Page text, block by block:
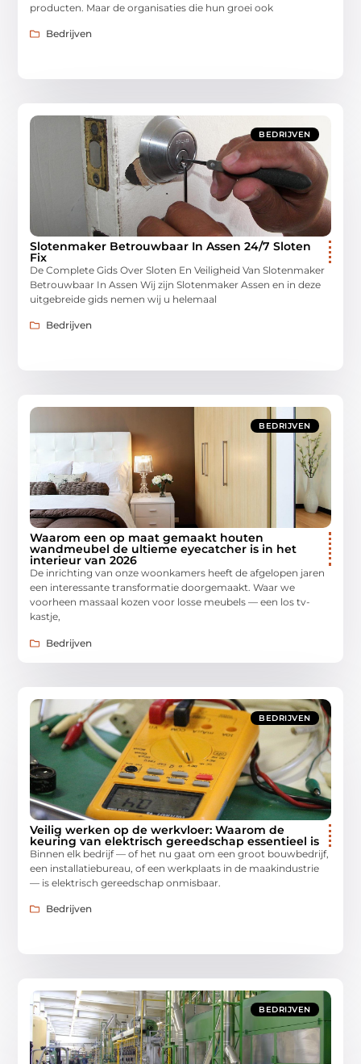
producten. Maar de organisaties die hun groei ook
Bedrijven
BEDRIJVEN
Slotenmaker Betrouwbaar In Assen 24/7 Sloten
Fix
De Complete Gids Over Sloten En Veiligheid Van Slotenmaker
Betrouwbaar In Assen Wij zijn Slotenmaker Assen en in deze
uitgebreide gids nemen wij u helemaal
Bedrijven
BEDRIJVEN
Waarom een op maat gemaakt houten
wandmeubel de ultieme eyecatcher is in het
interieur van 2026
De inrichting van onze woonkamers heeft de afgelopen jaren
een interessante transformatie doorgemaakt. Waar we
voorheen massaal kozen voor losse meubels — een los tv-
kastje,
Bedrijven
BEDRIJVEN
Veilig werken op de werkvloer: Waarom de
keuring van elektrisch gereedschap essentieel is
Binnen elk bedrijf — of het nu gaat om een groot bouwbedrijf,
een installatiebureau, of een werkplaats in de maakindustrie
— is elektrisch gereedschap onmisbaar.
Bedrijven
BEDRIJVEN